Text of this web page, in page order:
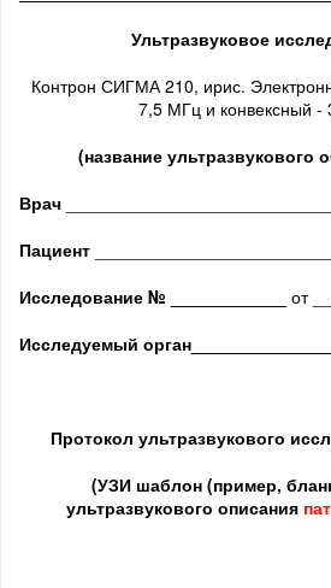
Ультразвуковое
Контрон СИГМА 210, ирис.
7,5 МГц и конвексный -
(название ультразвукового
Врач
Пациент
Исследование № ____________ от
Исследуемый орган
Протокол ультразвукового
(УЗИ шаблон (пример,
ультразвукового описания